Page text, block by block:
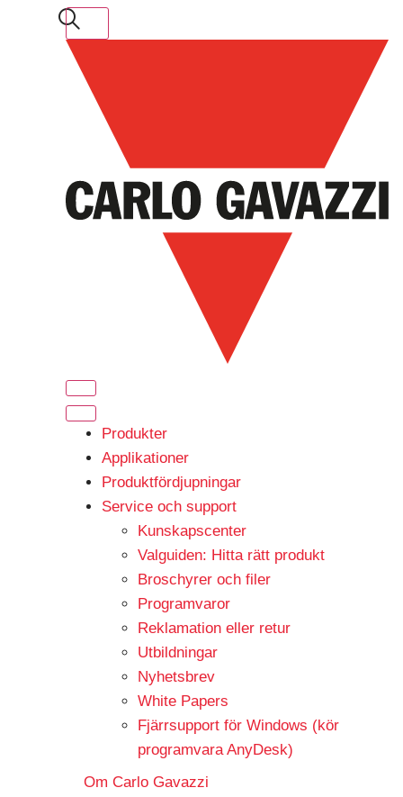
Produkter
Applikationer
Produktfördjupningar
Service och support
Kunskapscenter
Valguiden: Hitta rätt produkt
Broschyrer och filer
Programvaror
Reklamation eller retur
Utbildningar
Nyhetsbrev
White Papers
Fjärrsupport för Windows (kör
programvara AnyDesk)
Om Carlo Gavazzi